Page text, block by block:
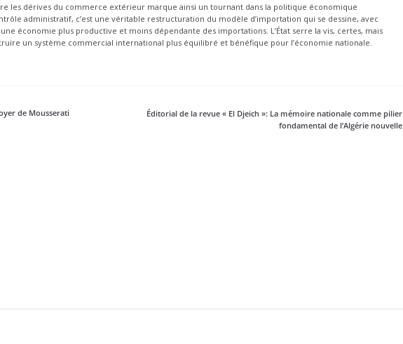
les dérives du commerce extérieur marque ainsi un tournant dans la politique économique
administratif, c’est une véritable restructuration du modèle d’importation qui se dessine, avec
économie plus productive et moins dépendante des importations. L’État serre la vis, certes, mais
un système commercial international plus équilibré et bénéfique pour l’économie nationale.
de Mousserati
Éditorial de la revue « El Djeich »: La mémoire nationale comme pilier
fondamental de l’Algérie nouvelle